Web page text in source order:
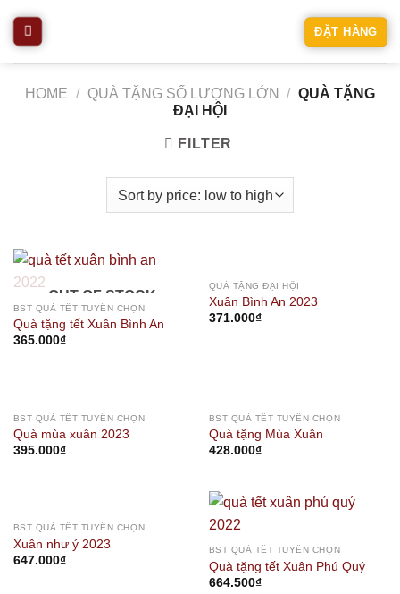
ĐẶT HÀNG
HOME / QUÀ TẶNG SỐ LƯỢNG LỚN / QUÀ TẶNG
ĐẠI HỘI
FILTER
OUT OF STOCK
BST QUÀ TẾT TUYỂN CHỌN
Quà tặng tết Xuân Bình An
365.000₫
OUT OF STOCK
QUÀ TẶNG ĐẠI HỘI
Xuân Bình An 2023
371.000₫
OUT OF STOCK
BST QUÀ TẾT TUYỂN CHỌN
Quà mùa xuân 2023
395.000₫
OUT OF STOCK
BST QUÀ TẾT TUYỂN CHỌN
Quà tặng Mùa Xuân
428.000₫
OUT OF STOCK
BST QUÀ TẾT TUYỂN CHỌN
Xuân như ý 2023
647.000₫
BST QUÀ TẾT TUYỂN CHỌN
Quà tặng tết Xuân Phú Quý
664.500₫